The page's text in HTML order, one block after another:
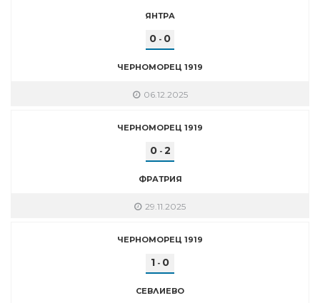
ЯНТРА
0 - 0
ЧЕРНОМОРЕЦ 1919
06.12.2025
ЧЕРНОМОРЕЦ 1919
0- 2
ФРАТРИЯ
29.11.2025
ЧЕРНОМОРЕЦ 1919
1 - 0
СЕВЛИЕВО